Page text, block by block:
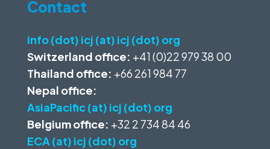
Contact
info (dot) icj (at) icj (dot) org
Switzerland office: +41 (0)22 979 38 00
Thailand office: +66 261 984 77
Nepal office:
AsiaPacific (at) icj (dot) org
Belgium office: +32 2 734 84 46
ECA (at) icj (dot) org